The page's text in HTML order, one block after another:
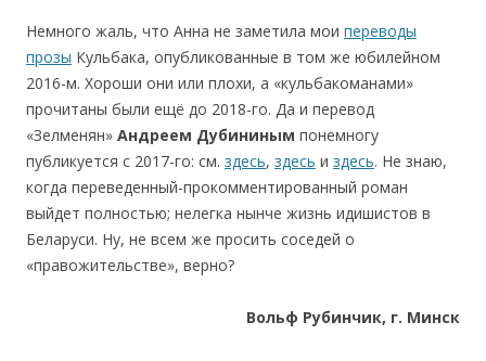
Немного жаль, что Анна не заметила мои переводы
прозы Кульбака, опубликованные в том же юбилейном
2016-м. Хороши они или плохи, а «кульбакоманами»
прочитаны были ещё до 2018-го. Да и перевод
«Зелменян» Андреем Дубининым понемногу
публикуется с 2017-го: см. здесь, здесь и здесь. Не знаю,
когда переведенный-прoкoмментирoванный роман
выйдет полностью; нелегка нынче жизнь идишистов в
Беларуси. Ну, не всем же просить соседей о
«правожительстве», верно?
Вольф Рубинчик, г. Минск